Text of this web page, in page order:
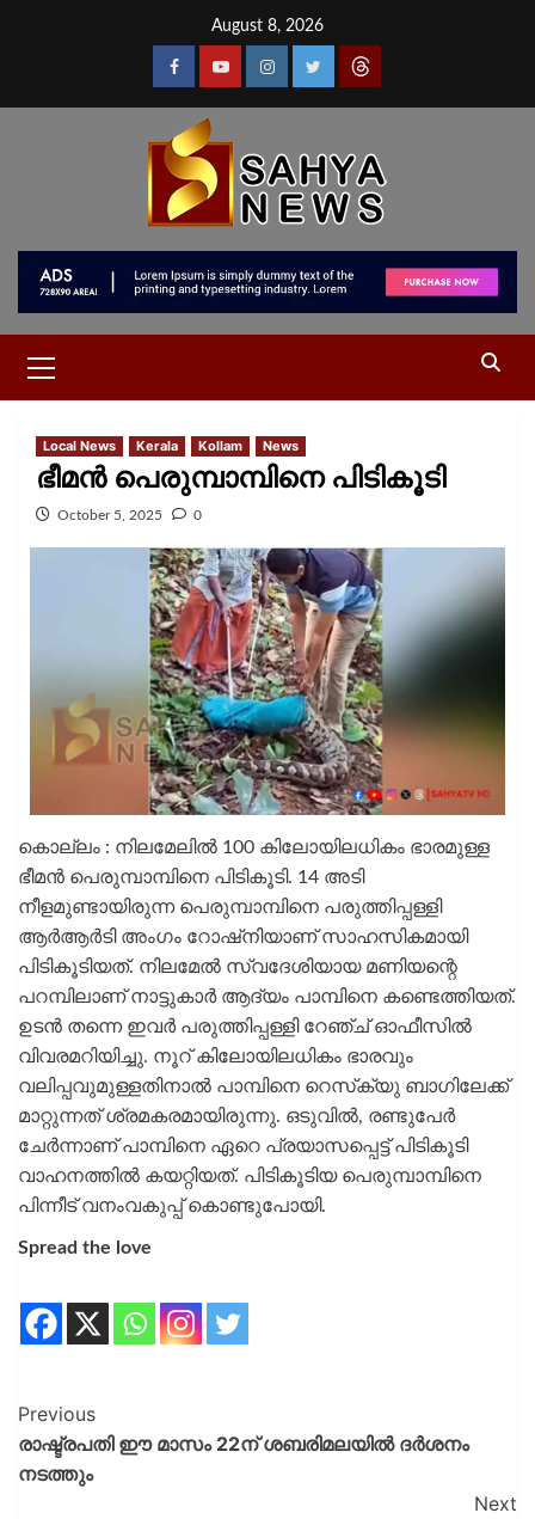
August 8, 2026
Local News Kerala Kollam News
ഭീമൻ പെരുമ്പാമ്പിനെ പിടികൂടി
October 5, 2025 0
കൊല്ലം : നിലമേലിൽ 100 കിലോയിലധികം ഭാരമുള്ള
ഭീമൻ പെരുമ്പാമ്പിനെ പിടികൂടി. 14 അടി
നീളമുണ്ടായിരുന്ന പെരുമ്പാമ്പിനെ പരുത്തിപ്പള്ളി
ആർആർടി അംഗം റോഷ്‌നിയാണ് സാഹസികമായി
പിടികൂടിയത്. നിലമേൽ സ്വദേശിയായ മണിയന്റെ
പറമ്പിലാണ് നാട്ടുകാർ ആദ്യം പാമ്പിനെ കണ്ടെത്തിയത്.
ഉടൻ തന്നെ ഇവർ പരുത്തിപ്പള്ളി റേഞ്ച് ഓഫീസിൽ
വിവരമറിയിച്ചു. നൂറ് കിലോയിലധികം ഭാരവും
വലിപ്പവുമുള്ളതിനാൽ പാമ്പിനെ റെസ്‌ക്യു ബാഗിലേക്ക്
മാറ്റുന്നത് ശ്രമകരമായിരുന്നു. ഒടുവിൽ, രണ്ടുപേർ
ചേർന്നാണ് പാമ്പിനെ ഏറെ പ്രയാസപ്പെട്ട് പിടികൂടി
വാഹനത്തിൽ കയറ്റിയത്. പിടികൂടിയ പെരുമ്പാമ്പിനെ
പിന്നീട് വനംവകുപ്പ് കൊണ്ടുപോയി.
Spread the love
Previous
രാഷ്ട്രപതി ഈ മാസം 22ന് ശബരിമലയില്‍ ദര്‍ശനം
നടത്തും
Next